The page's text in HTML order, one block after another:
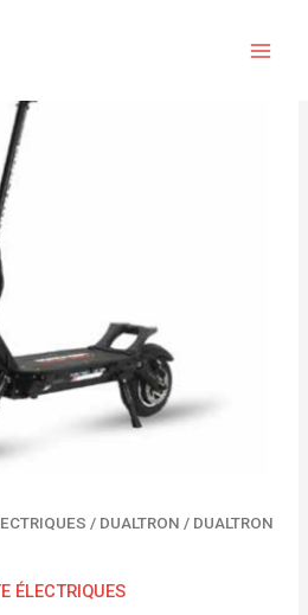
/ DUALTRON / DUALTRON
ÉLECTRIQUES